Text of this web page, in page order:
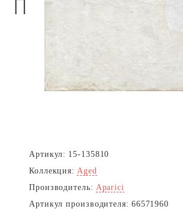
Артикул: 15-135810
Коллекция: Aged
Производитель: Aparici
Артикул производителя: 66571960